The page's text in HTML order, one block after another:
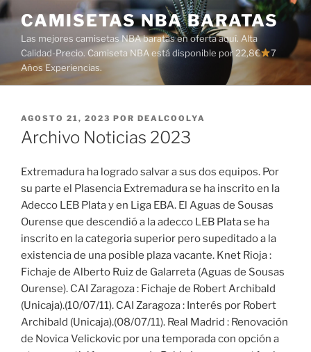
Saltar
al
contenido
CAMISETAS NBA BARATAS
Las mejores camisetas NBA baratas en oferta aquí. Alta
Calidad-Precio. Camiseta NBA está disponible por 22,8€
7
Años Experiencias.
PUBLICADO
EL
AGOSTO 21, 2023 POR DEALCOOLYA
Archivo Noticias 2023
Extremadura ha logrado salvar a sus dos equipos. Por
su parte el Plasencia Extremadura se ha inscrito en la
Adecco LEB Plata y en Liga EBA. El Aguas de Sousas
Ourense que descendió a la adecco LEB Plata se ha
inscrito en la categoria superior pero supeditado a la
existencia de una posible plaza vacante. Knet Rioja :
Fichaje de Alberto Ruiz de Galarreta (Aguas de Sousas
Ourense). CAI Zaragoza : Fichaje de Robert Archibald
(Unicaja).(10/07/11). CAI Zaragoza : Interés por Robert
Archibald (Unicaja).(08/07/11). Real Madrid : Renovación
de Novica Velickovic por una temporada con opción a